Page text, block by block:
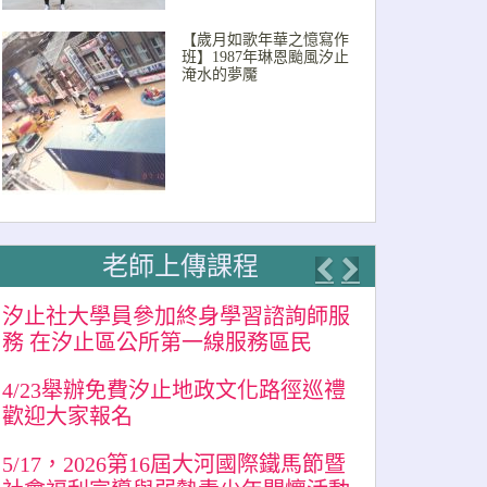
【歲月如歌年華之憶寫作
班】1987年琳恩颱風汐止
淹水的夢魘
老師上傳課程
Previous
Next
汐止社大學員參加終身學習諮詢師服
務 在汐止區公所第一線服務區民
4/23舉辦免費汐止地政文化路徑巡禮
歡迎大家報名
5/17，2026第16屆大河國際鐵馬節暨